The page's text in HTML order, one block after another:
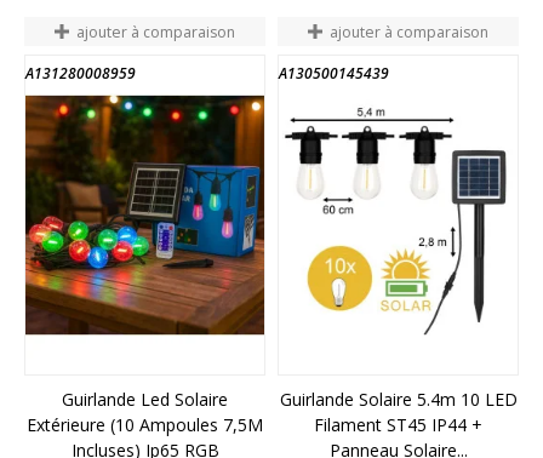
ajouter à comparaison
A131280008959
Guirlande Led Solaire
Extérieure (10 Ampoules 7,5M
Incluses) Ip65 RGB
ajouter à comparaison
A130500145439
Guirlande Solaire 5.4m 10 LED
Filament ST45 IP44 +
Panneau Solaire...